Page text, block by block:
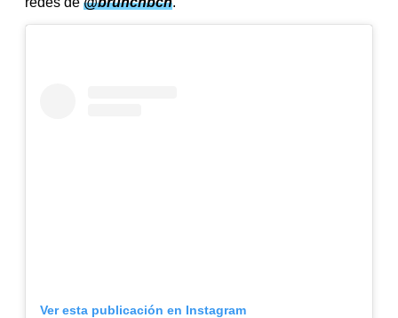
Ver esta publicación en Instagram